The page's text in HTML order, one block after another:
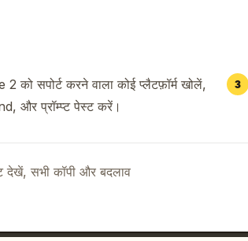
को सपोर्ट करने वाला कोई प्लैटफ़ॉर्म खोलें,
और प्रॉम्प्ट पेस्ट करें।
3
देखें, सभी कॉपी और बदलाव